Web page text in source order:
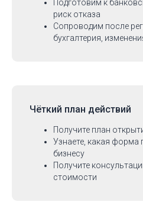
Подготовим к
риск отказа
Сопроводим после
бухгалтерия,
Чёткий план действий
Получите план
Узнаете, какая форма
бизнесу
Получите
стоимости